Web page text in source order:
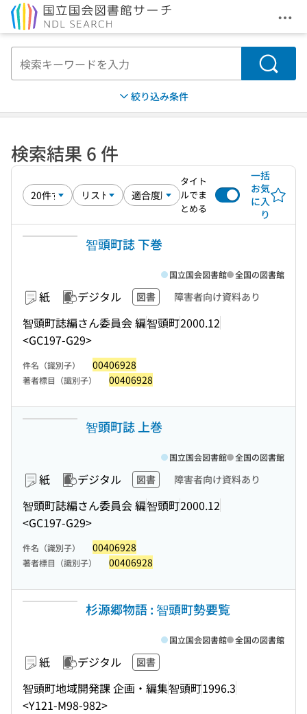
メ
検索
絞り込み条件
検索結果 6 件
タイト
ルでま
とめる
一括
お気
に入
り
智頭町誌 下巻
紙 デジタル 図書 障害者向け資料あり
智頭町誌編さん委員会 編智頭町2000.12
<GC197-G29>
国立国会図書館 全国の図書館
件名（識別子） 00406928
著者標目（識別子） 00406928
智頭町誌 上巻
紙 デジタル 図書 障害者向け資料あり
智頭町誌編さん委員会 編智頭町2000.12
<GC197-G29>
国立国会図書館 全国の図書館
件名（識別子） 00406928
著者標目（識別子） 00406928
杉源郷物語 : 智頭町勢要覧
紙 デジタル 図書
智頭町地域開発課 企画・編集智頭町1996.3
<Y121-M98-982>
国立国会図書館 全国の図書館